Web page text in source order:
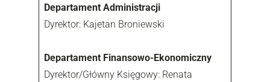
Departament Administracji
Dyrektor: Kajetan Broniewski
Departament Finansowo-Ekonomiczny
Dyrektor/Główny Księgowy: Renata